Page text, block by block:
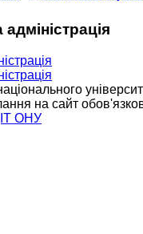
на сайт
ОНУ